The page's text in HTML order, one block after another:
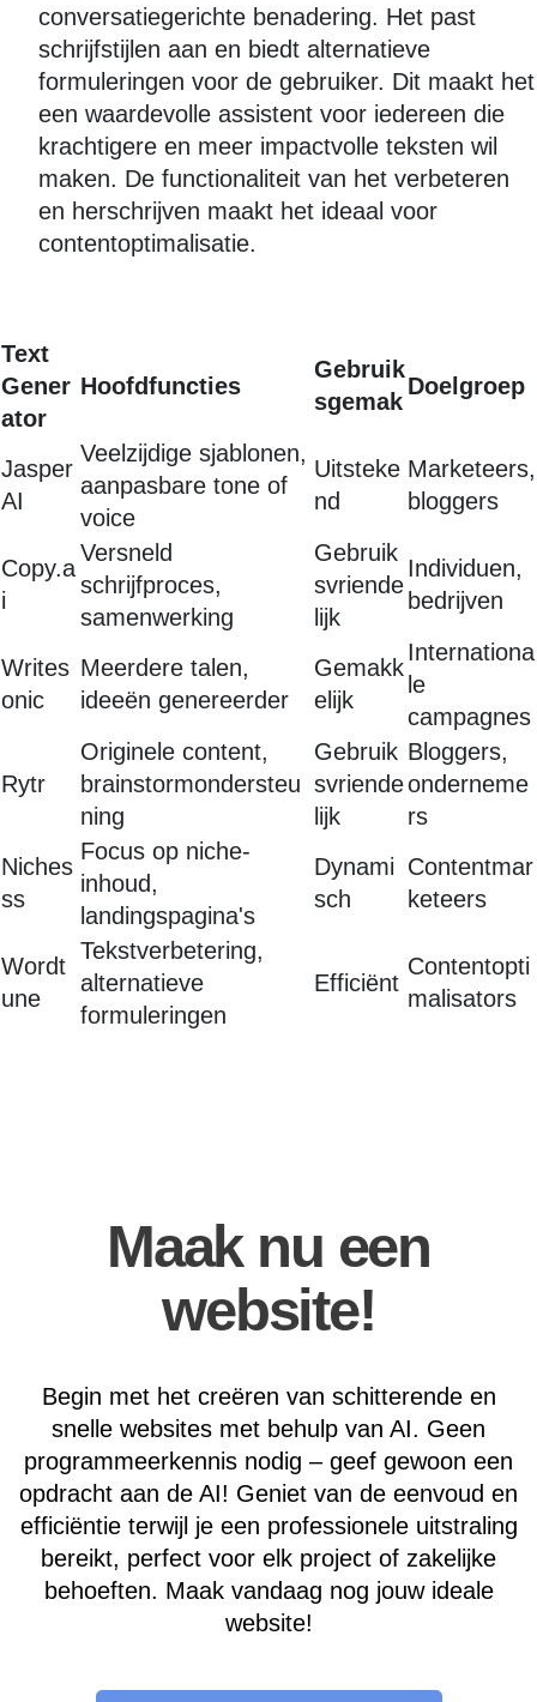
conversatiegerichte benadering. Het past
schrijfstijlen aan en biedt alternatieve
formuleringen voor de gebruiker. Dit maakt het
een waardevolle assistent voor iedereen die
krachtigere en meer impactvolle teksten wil
maken. De functionaliteit van het verbeteren
en herschrijven maakt het ideaal voor
contentoptimalisatie.
Text
Gener
ator
Hoofdfuncties
Gebruik
sgemak
Doelgroep
Jasper
AI
Veelzijdige sjablonen,
aanpasbare tone of
voice
Uitsteke
nd
Marketeers,
bloggers
Copy.a
i
Versneld
schrijfproces,
samenwerking
Gebruik
svriende
lijk
Individuen,
bedrijven
Writes
onic
Meerdere talen,
ideeën genereerder
Gemakk
elijk
Internationa
le
campagnes
Rytr
Originele content,
brainstormondersteu
ning
Gebruik
svriende
lijk
Bloggers,
onderneme
rs
Niches
ss
Focus op niche-
inhoud,
landingspagina's
Dynami
sch
Contentmar
keteers
Wordt
une
Tekstverbetering,
alternatieve
formuleringen
Efficiënt
Contentopti
malisators
Maak nu een
website!
Begin met het creëren van schitterende en
snelle websites met behulp van AI. Geen
programmeerkennis nodig – geef gewoon een
opdracht aan de AI! Geniet van de eenvoud en
efficiëntie terwijl je een professionele uitstraling
bereikt, perfect voor elk project of zakelijke
behoeften. Maak vandaag nog jouw ideale
website!